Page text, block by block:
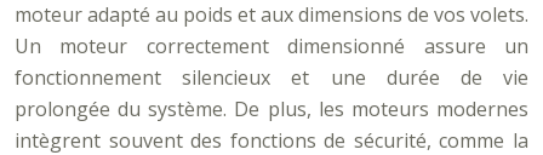
moteur adapté au poids et aux dimensions de vos volets.
Un moteur correctement dimensionné assure un
fonctionnement silencieux et une durée de vie
prolongée du système. De plus, les moteurs modernes
intègrent souvent des fonctions de sécurité, comme la